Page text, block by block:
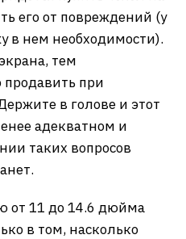
его от повреждений (у
в нем необходимости).
тем
продавить при
в голове и этот
адекватном и
таких вопросов
от 11 до 14.6 дюйма
в том, насколько